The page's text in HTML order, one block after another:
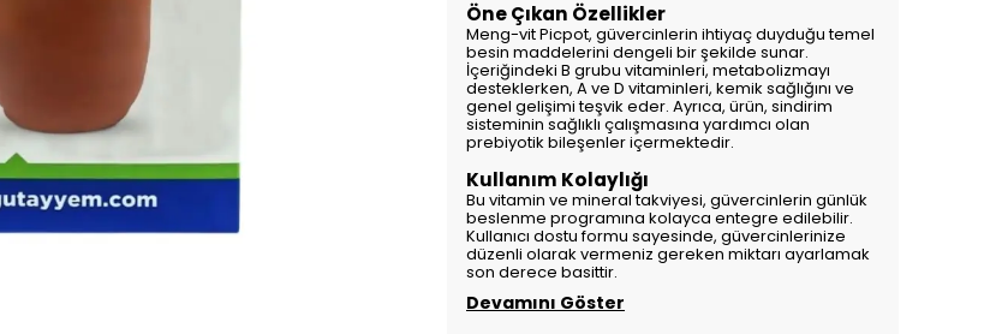
Öne Çıkan Özellikler
Meng-vit Picpot, güvercinlerin ihtiyaç duyduğu temel
besin maddelerini dengeli bir şekilde sunar.
İçeriğindeki B grubu vitaminleri, metabolizmayı
desteklerken, A ve D vitaminleri, kemik sağlığını ve
genel gelişimi teşvik eder. Ayrıca, ürün, sindirim
sisteminin sağlıklı çalışmasına yardımcı olan
prebiyotik bileşenler içermektedir.
Kullanım Kolaylığı
Bu vitamin ve mineral takviyesi, güvercinlerin günlük
beslenme programına kolayca entegre edilebilir.
Kullanıcı dostu formu sayesinde, güvercinlerinize
düzenli olarak vermeniz gereken miktarı ayarlamak
son derece basittir.
Devamını Göster